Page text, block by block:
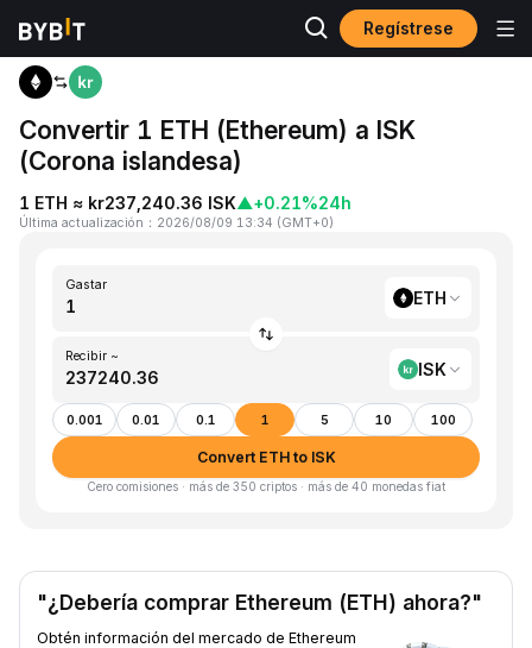
Regístrese
Inicio ETH to ISK
Convertir 1 ETH (Ethereum) a ISK
(Corona islandesa)
1 ETH ≈ kr237,240.36 ISK▲+0.21%24h
Última actualización ： 2026/08/09 13:34 (GMT+0)
Gastar
ETH
Recibir ~
ISK
0.001 0.01 0.1 1 5 10 100
Convert ETH to ISK
Cero comisiones · más de 350 criptos · más de 40 monedas fiat
"¿Debería comprar Ethereum (ETH) ahora?"
Obtén información del mercado de Ethereum